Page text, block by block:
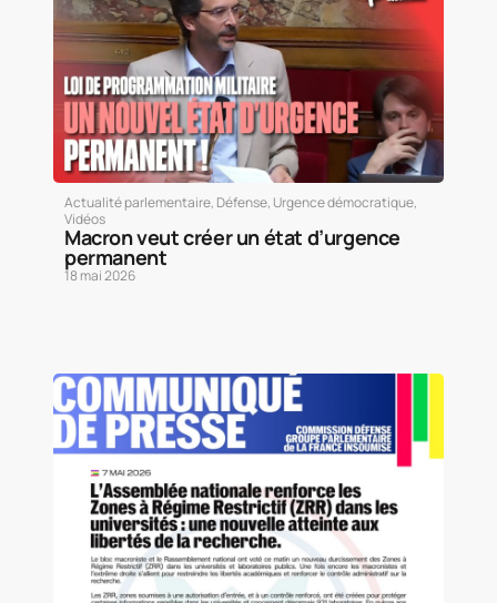
Actualité parlementaire, Défense, Urgence démocratique,
Vidéos
Macron veut créer un état d’urgence
permanent
18 mai 2026